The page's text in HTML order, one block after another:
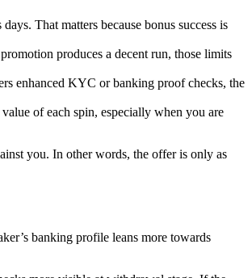
That matters because bonus success is
produces a decent run, those limits
enhanced KYC or banking proof checks, the
of each spin, especially when you are
you. In other words, the offer is only as
banking profile leans more towards